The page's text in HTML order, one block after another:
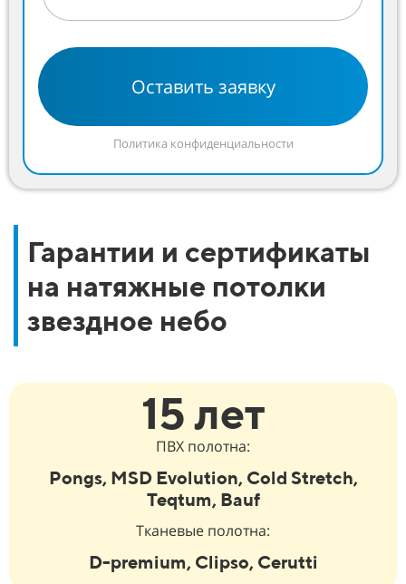
Оставить заявку
Политика конфиденциальности
Гарантии и сертификаты
на натяжные потолки
звездное небо
15 лет
ПВХ полотна:
Pongs, MSD Evolution, Cold Stretch,
Teqtum, Bauf
Тканевые полотна:
D-premium, Clipso, Cerutti